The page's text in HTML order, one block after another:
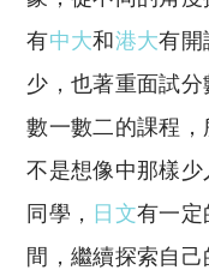
有中大和港大有開
少，也著重面試
數一數二的課程
不是想像中那樣
同學， 日文有一定
間，繼續探索自